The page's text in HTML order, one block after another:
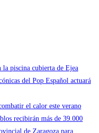
la piscina cubierta de Ejea
del Pop Español actuará
el calor este verano
recibirán más de 39.000
de Zaragoza para